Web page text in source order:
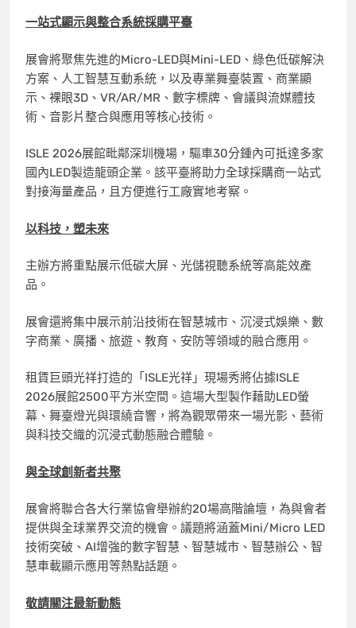
一站式顯示與整合系統採購平臺
展會將聚焦先進的Micro-LED與Mini-LED、綠色低碳解決
方案、人工智慧互動系統，以及專業舞臺裝置、商業顯
示、裸眼3D、VR/AR/MR、數字標牌、會議與流媒體技
術、音影片整合與應用等核心技術。
ISLE 2026展館毗鄰深圳機場，驅車30分鍾內可抵達多家
國內LED製造龍頭企業。該平臺將助力全球採購商一站式
對接海量產品，且方便進行工廠實地考察。
以科技，塑未來
主辦方將重點展示低碳大屏、光儲視聽系統等高能效產
品。
展會還將集中展示前沿技術在智慧城市、沉浸式娛樂、數
字商業、廣播、旅遊、教育、安防等領域的融合應用。
租賃巨頭光祥打造的「ISLE光祥」現場秀將佔據ISLE
2026展館2500平方米空間。這場大型製作藉助LED螢
幕、舞臺燈光與環繞音響，將為觀眾帶來一場光影、藝術
與科技交織的沉浸式動態融合體驗。
與全球創新者共聚
展會將聯合各大行業協會舉辦約20場高階論壇，為與會者
提供與全球業界交流的機會。議題將涵蓋Mini/Micro LED
技術突破、AI增強的數字智慧、智慧城市、智慧辦公、智
慧車載顯示應用等熱點話題。
敬請關注最新動態